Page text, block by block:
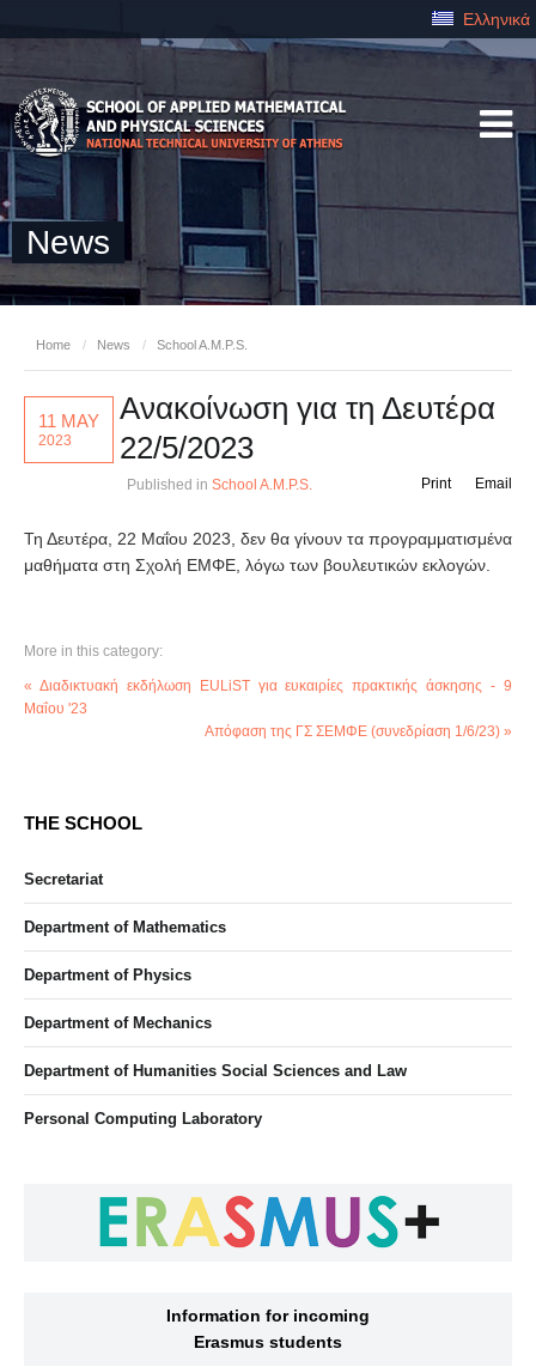
Ελληνικά
News
Home / News / School A.M.P.S.
11 MAY
2023
Ανακοίνωση για τη Δευτέρα
22/5/2023
Published in School A.M.P.S. Email
Print
Τη Δευτέρα, 22 Μαΐου 2023, δεν θα γίνουν τα προγραμματισμένα
μαθήματα στη Σχολή ΕΜΦΕ, λόγω των βουλευτικών εκλογών.
More in this category:
« Διαδικτυακή εκδήλωση EULiST για ευκαιρίες πρακτικής άσκησης - 9
Μαΐου '23
Απόφαση της ΓΣ ΣΕΜΦΕ (συνεδρίαση 1/6/23) »
THE SCHOOL
Secretariat
Department of Mathematics
Department of Physics
Department of Mechanics
Department of Humanities Social Sciences and Law
Personal Computing Laboratory
Information for incoming
Erasmus students